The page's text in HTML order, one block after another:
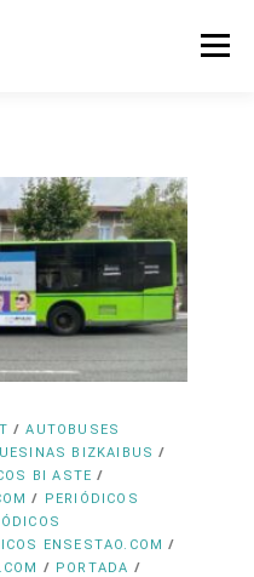
Menú
/AUTOBUSES
BIZKAIBUS /
BI ASTE /
/ PERIÓDICOS
ENSESTAO.COM /
/ PORTADA /